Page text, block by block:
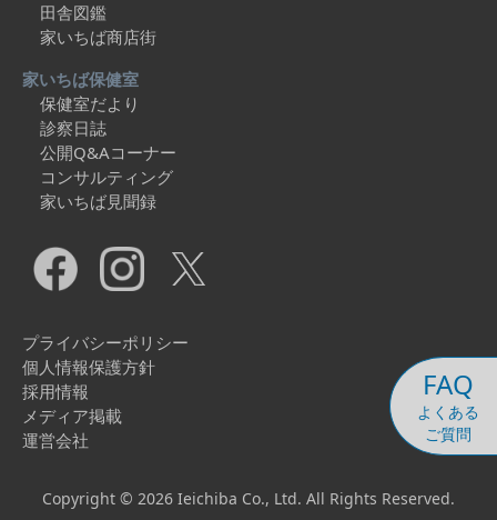
FAQ
よくある
ご質問
田舎図鑑
家いちば商店街
家いちば保健室
保健室だより
診察日誌
公開Q&Aコーナー
コンサルティング
家いちば見聞録
プライバシーポリシー
個人情報保護方針
採用情報
メディア掲載
運営会社
Copyright © 2026 Ieichiba Co., Ltd. All Rights Reserved.